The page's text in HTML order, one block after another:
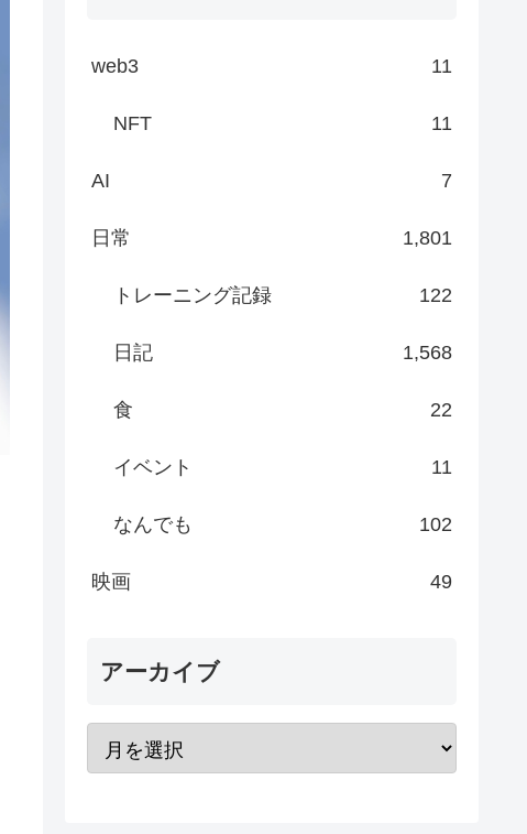
web3 11
NFT 11
AI 7
日常 1,801
トレーニング記録 122
日記 1,568
食 22
イベント 11
なんでも 102
映画 49
アーカイブ